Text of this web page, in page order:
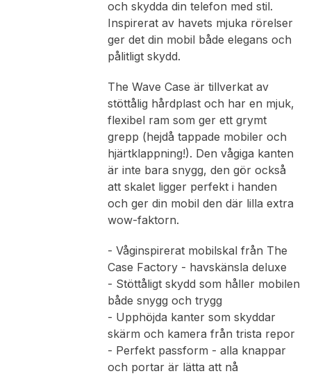
och skydda din telefon med stil.
Inspirerat av havets mjuka rörelser
ger det din mobil både elegans och
pålitligt skydd.
The Wave Case är tillverkat av
stöttålig hårdplast och har en mjuk,
flexibel ram som ger ett grymt
grepp (hejdå tappade mobiler och
hjärtklappning!). Den vågiga kanten
är inte bara snygg, den gör också
att skalet ligger perfekt i handen
och ger din mobil den där lilla extra
wow-faktorn.
- Våginspirerat mobilskal från The
Case Factory - havskänsla deluxe
- Stöttåligt skydd som håller mobilen
både snygg och trygg
- Upphöjda kanter som skyddar
skärm och kamera från trista repor
- Perfekt passform - alla knappar
och portar är lätta att nå